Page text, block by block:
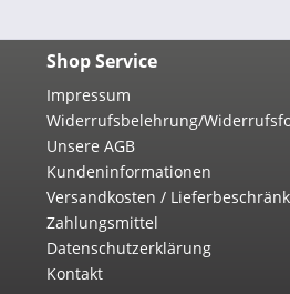
Shop Service
Impressum
Widerrufsbelehrung/
Unsere AGB
Kundeninformationen
Versandkosten /
Zahlungsmittel
Datenschutzerklärung
Kontakt